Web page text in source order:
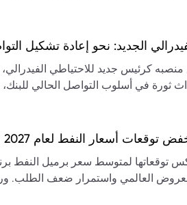
مع توقعات بارتفاع مستمر في الأسعار
الجديد: نحو إعادة تشكيل
كرئيس جديد للاحتياطي الفيدرالي،
في أسلوب التواصل الحالي للبنك،
دوراً مبالغاً فيه. يسعى إلى
النفط لعام 2027 وسط تغيرات في العرض والطلب
العالمي واستمرار ضعف الطلب.